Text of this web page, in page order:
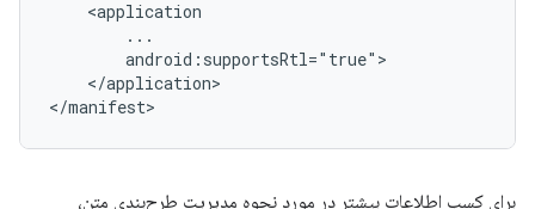
</application>
برای کسب اطلاعات بیشتر در مورد نحوه مدیریت طرح‌بندی متن،